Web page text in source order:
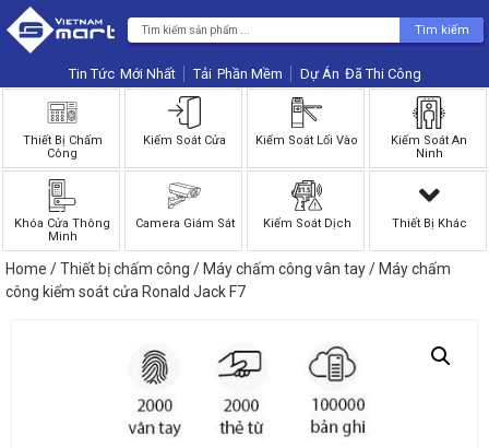
Tìm kiếm
Tin Tức Phần Mềm Dự Án
Thiết Bị Chấm
Công
Kiểm Soát Cửa Kiểm Soát Lối Vào
Kiểm Soát An
Ninh
Khóa Cửa Thông
Minh
Camera Giám Sát Kiểm Soát Dịch Thiết Bị Khác
Home /Thiết bị chấm công /Máy chấm công vân tay/ Máy chấm
công kiểm soát cửa Ronald Jack F7